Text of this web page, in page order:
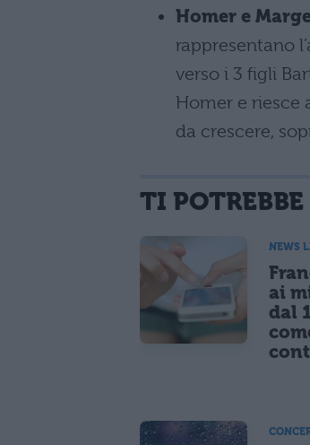
Homer e
rappresentano
verso i 3 figli
Homer e riesce
da crescere,
TI POTREBBE
NEWS
ai
dal